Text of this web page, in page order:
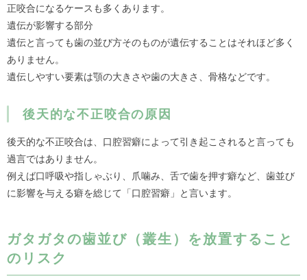
正咬合になるケースも多くあります。
遺伝が影響する部分
遺伝と言っても歯の並び方そのものが遺伝することはそれほど多く
ありません。
遺伝しやすい要素は顎の大きさや歯の大きさ、骨格などです。
後天的な不正咬合の原因
後天的な不正咬合は、口腔習癖によって引き起こされると言っても
過言ではありません。
例えば口呼吸や指しゃぶり、爪噛み、舌で歯を押す癖など、歯並び
に影響を与える癖を総じて「口腔習癖」と言います。
ガタガタの歯並び（叢生）を放置すること
のリスク